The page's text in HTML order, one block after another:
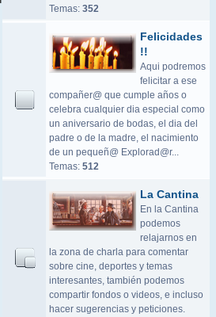
Temas: 352
Felicidades
!!
Aqui podremos
felicitar a ese
compañer@ que cumple años o
celebra cualquier dia especial como
un aniversario de bodas, el dia del
padre o de la madre, el nacimiento
de un pequeñ@ Explorad@r...
Temas: 512
La Cantina
En la Cantina
podemos
relajarnos en
la zona de charla para comentar
sobre cine, deportes y temas
interesantes, también podemos
compartir fondos o videos, e incluso
hacer sugerencias y peticiones.